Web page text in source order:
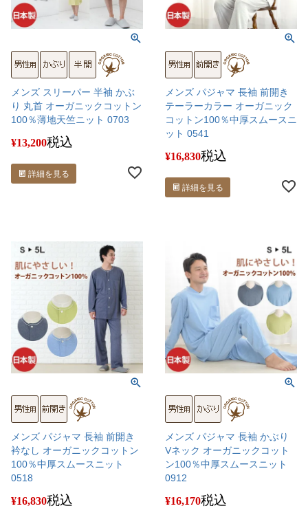
メンズ スリーパー 半袖 かぶ
り 丸首 オーガニックコットン
100％薄地天竺ニット 0703
¥13,200税込
詳細を見る
メンズ パジャマ 長袖 前開き
テーラーカラー オーガニック
コットン100％中厚スムースニ
ット 0541
¥16,830税込
詳細を見る
メンズ パジャマ 長袖 前開き
衿なし オーガニックコットン
100％中厚スムースニット
0518
¥16,830税込
メンズ パジャマ 長袖 かぶり
Vネック オーガニックコット
ン100％中厚スムースニット
0912
¥16,170税込